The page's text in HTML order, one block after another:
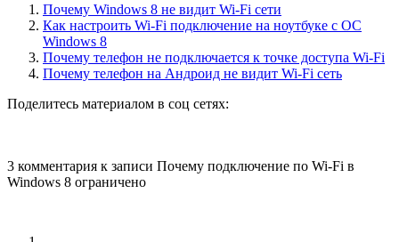
Почему Windows 8 не видит Wi-Fi сети
Как настроить Wi-Fi подключение на ноутбуке с ОС
Windows 8
Почему телефон не подключается к точке доступа Wi-Fi
Почему телефон на Андроид не видит Wi-Fi сеть
Поделитесь материалом в соц сетях:
3 комментария к записи Почему подключение по Wi-Fi в
Windows 8 ограничено